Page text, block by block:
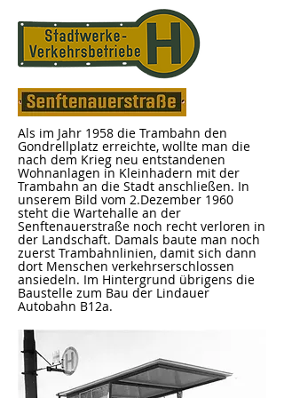
Als im Jahr 1958 die Trambahn den
Gondrellplatz erreichte, wollte man die
nach dem Krieg neu entstandenen
Wohnanlagen in Kleinhadern mit der
Trambahn an die Stadt anschließen. In
unserem Bild vom 2.Dezember 1960
steht die Wartehalle an der
Senftenauerstraße noch recht verloren in
der Landschaft. Damals baute man noch
zuerst Trambahnlinien, damit sich dann
dort Menschen verkehrserschlossen
ansiedeln. Im Hintergrund übrigens die
Baustelle zum Bau der Lindauer
Autobahn B12a.